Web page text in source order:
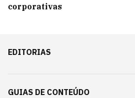
corporativas
EDITORIAS
GUIAS DE CONTEÚDO